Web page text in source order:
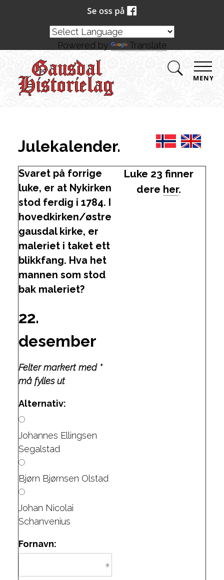
MENY
Julekalender.
Svaret på forrige
luke, er at Nykirken
stod ferdig i 1784. I
hovedkirken/østre
gausdal kirke, er
maleriet i taket ett
blikkfang. Hva het
mannen som stod
bak maleriet?
22.
desember
Felter markert med *
må fylles ut
Alternativ:
Johannes Ellingsen
Segalstad
Bjørn Bjørnsen Olstad
Johan Nicolai
Schanvenius
Fornavn:
Luke 23 finner
dere her.
Powered by Translate